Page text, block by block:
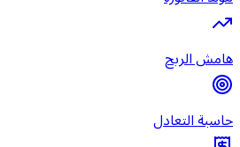
هامش الربح
حاسبة التعادل